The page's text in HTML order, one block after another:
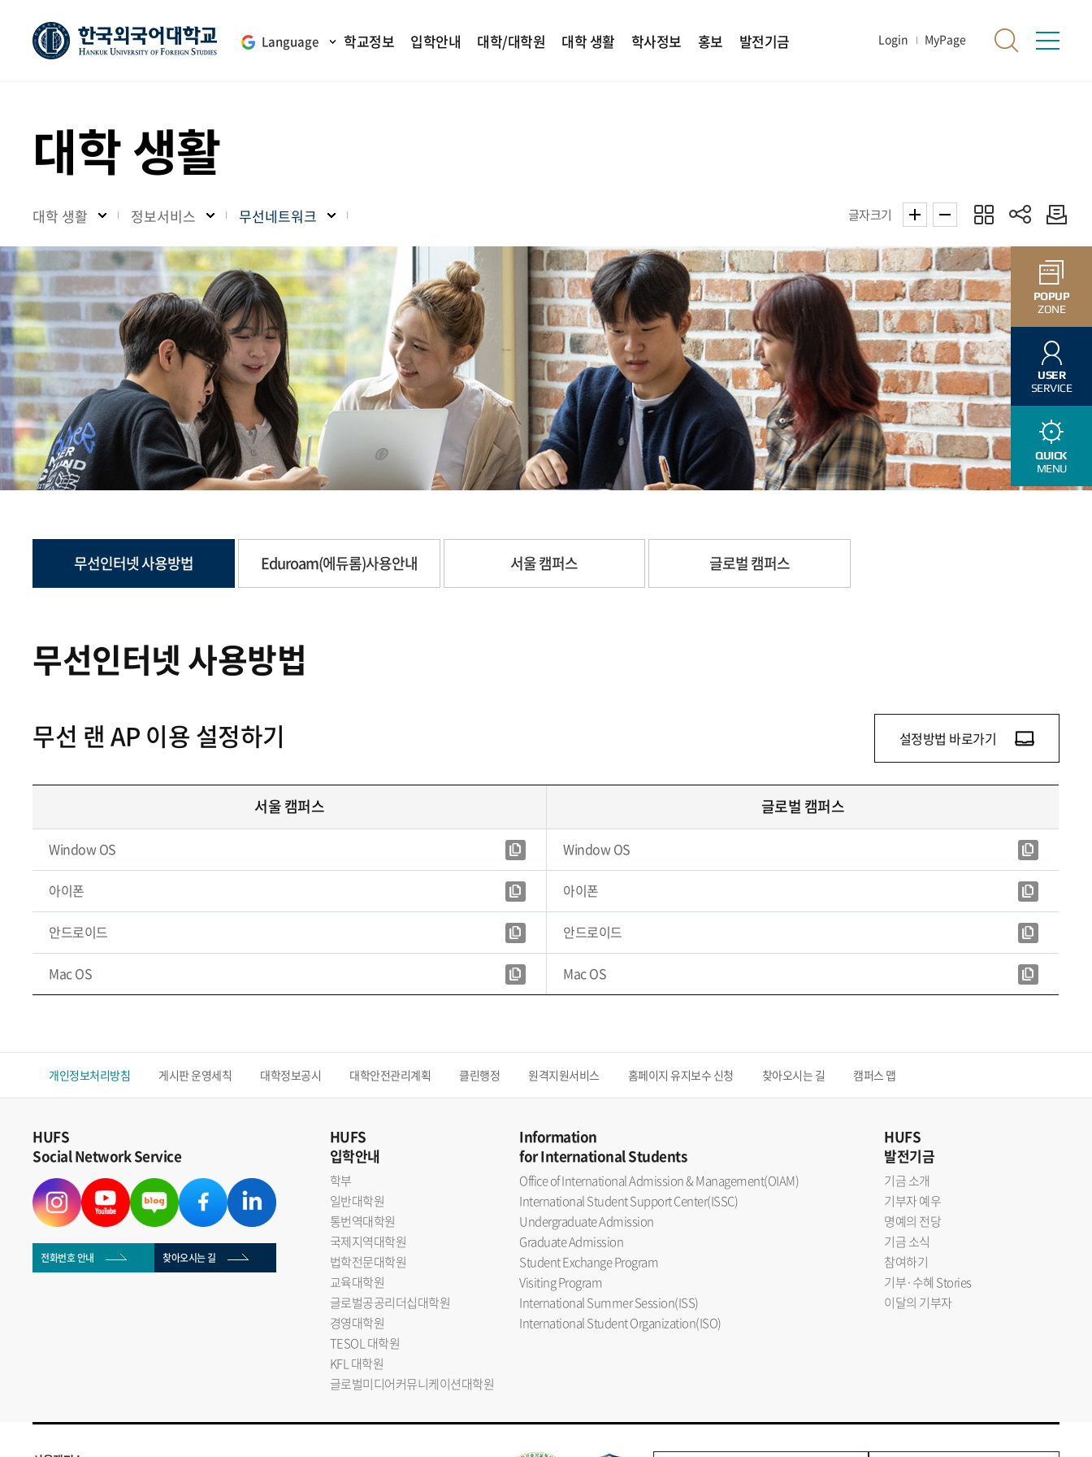
Language 학교정보 입학안내 대학/대학원 대학 생활 학사정보 홍보 발전기금 Login MyPage
POPUP
ZONE
USER
SERVICE
QUICK
MENU
대학 생활
대학 생활 정보서비스 무선네트워크 글자크기
무선인터넷 사용방법 Eduroam(에듀롬)사용안내 서울 캠퍼스 글로벌 캠퍼스
무선인터넷 사용방법
무선 랜 AP 이용 설정하기 설정방법 바로가기
서울 캠퍼스 글로벌 캠퍼스
Window OS Window OS
아이폰 아이폰
안드로이드 안드로이드
Mac OS Mac OS
개인정보처리방침 게시판 운영세칙 대학정보공시 대학안전관리계획 클린행정 원격지원서비스 홈페이지 유지보수 신청 찾아오시는 길 캠퍼스 맵
HUFS
Social Network Service
전화번호 안내 찾아오시는 길
HUFS
입학안내
학부
일반대학원
통번역대학원
국제지역대학원
법학전문대학원
교육대학원
글로벌공공리더십대학원
경영대학원
TESOL 대학원
KFL 대학원
글로벌미디어커뮤니케이션대학원
Information
for International Students
Office of International Admission & Management(OIAM)
International Student Support Center(ISSC)
Undergraduate Admission
Graduate Admission
Student Exchange Program
Visiting Program
International Summer Session(ISS)
International Student Organization(ISO)
HUFS
발전기금
기금 소개
기부자 예우
명예의 전당
기금 소식
참여하기
기부·수혜 Stories
이달의 기부자